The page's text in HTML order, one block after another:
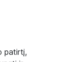
patirtį,